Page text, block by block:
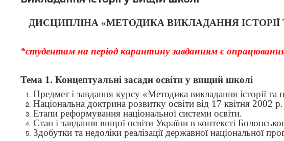
ДИСЦИПЛІНА «МЕТОДИКА ВИКЛАДАННЯ
*студентам на період карантину завданням є
Тема 1. Концептуальні засади освіти у вищий школі
Предмет і завдання курсу «Методика викладання історії та
Національна доктрина розвитку освіти від 17 квітня 2002 р.
Етапи реформування національної системи освіти.
Стан і завдання вищої освіти України в контексті
Здобутки та недоліки реалізації державної національної